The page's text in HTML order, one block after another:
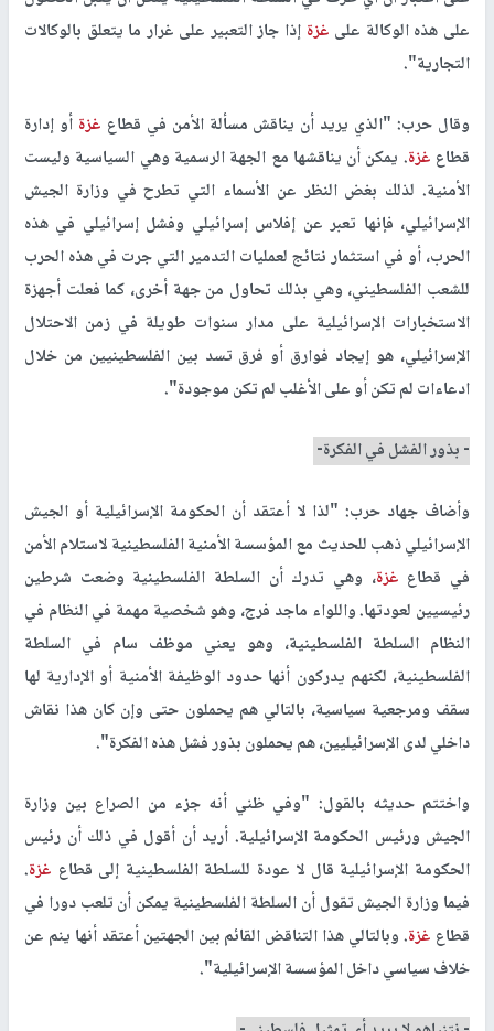
على هذه الوكالة على غزة إذا جاز التعبير على غرار ما يتعلق بالوكالات
التجارية".
وقال حرب: "الذي يريد أن يناقش مسألة الأمن في قطاع غزة أو إدارة
قطاع غزة. يمكن أن يناقشها مع الجهة الرسمية وهي السياسية وليست
الأمنية. لذلك بغض النظر عن الأسماء التي تطرح في وزارة الجيش
الإسرائيلي، فإنها تعبر عن إفلاس إسرائيلي وفشل إسرائيلي في هذه
الحرب، أو في استثمار نتائج لعمليات التدمير التي جرت في هذه الحرب
للشعب الفلسطيني، وهي بذلك تحاول من جهة أخرى، كما فعلت أجهزة
الاستخبارات الإسرائيلية على مدار سنوات طويلة في زمن الاحتلال
الإسرائيلي، هو إيجاد فوارق أو فرق تسد بين الفلسطينيين من خلال
ادعاءات لم تكن أو على الأغلب لم تكن موجودة".
- بذور الفشل في الفكرة-
وأضاف جهاد حرب: "لذا لا أعتقد أن الحكومة الإسرائيلية أو الجيش
الإسرائيلي ذهب للحديث مع المؤسسة الأمنية الفلسطينية لاستلام الأمن
في قطاع غزة، وهي تدرك أن السلطة الفلسطينية وضعت شرطين
رئيسيين لعودتها. واللواء ماجد فرج، وهو شخصية مهمة في النظام في
النظام السلطة الفلسطينية، وهو يعني موظف سام في السلطة
الفلسطينية، لكنهم يدركون أنها حدود الوظيفة الأمنية أو الإدارية لها
سقف ومرجعية سياسية، بالتالي هم يحملون حتى وإن كان هذا نقاش
داخلي لدى الإسرائيليين، هم يحملون بذور فشل هذه الفكرة".
واختتم حديثه بالقول: "وفي ظني أنه جزء من الصراع بين وزارة
الجيش ورئيس الحكومة الإسرائيلية. أريد أن أقول في ذلك أن رئيس
الحكومة الإسرائيلية قال لا عودة للسلطة الفلسطينية إلى قطاع غزة.
فيما وزارة الجيش تقول أن السلطة الفلسطينية يمكن أن تلعب دورا في
قطاع غزة. وبالتالي هذا التناقض القائم بين الجهتين أعتقد أنها ينم عن
خلاف سياسي داخل المؤسسة الإسرائيلية".